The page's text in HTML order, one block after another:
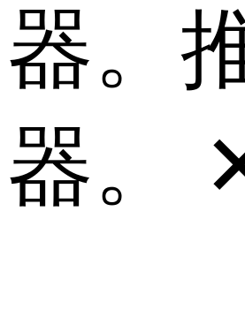
器。
器。